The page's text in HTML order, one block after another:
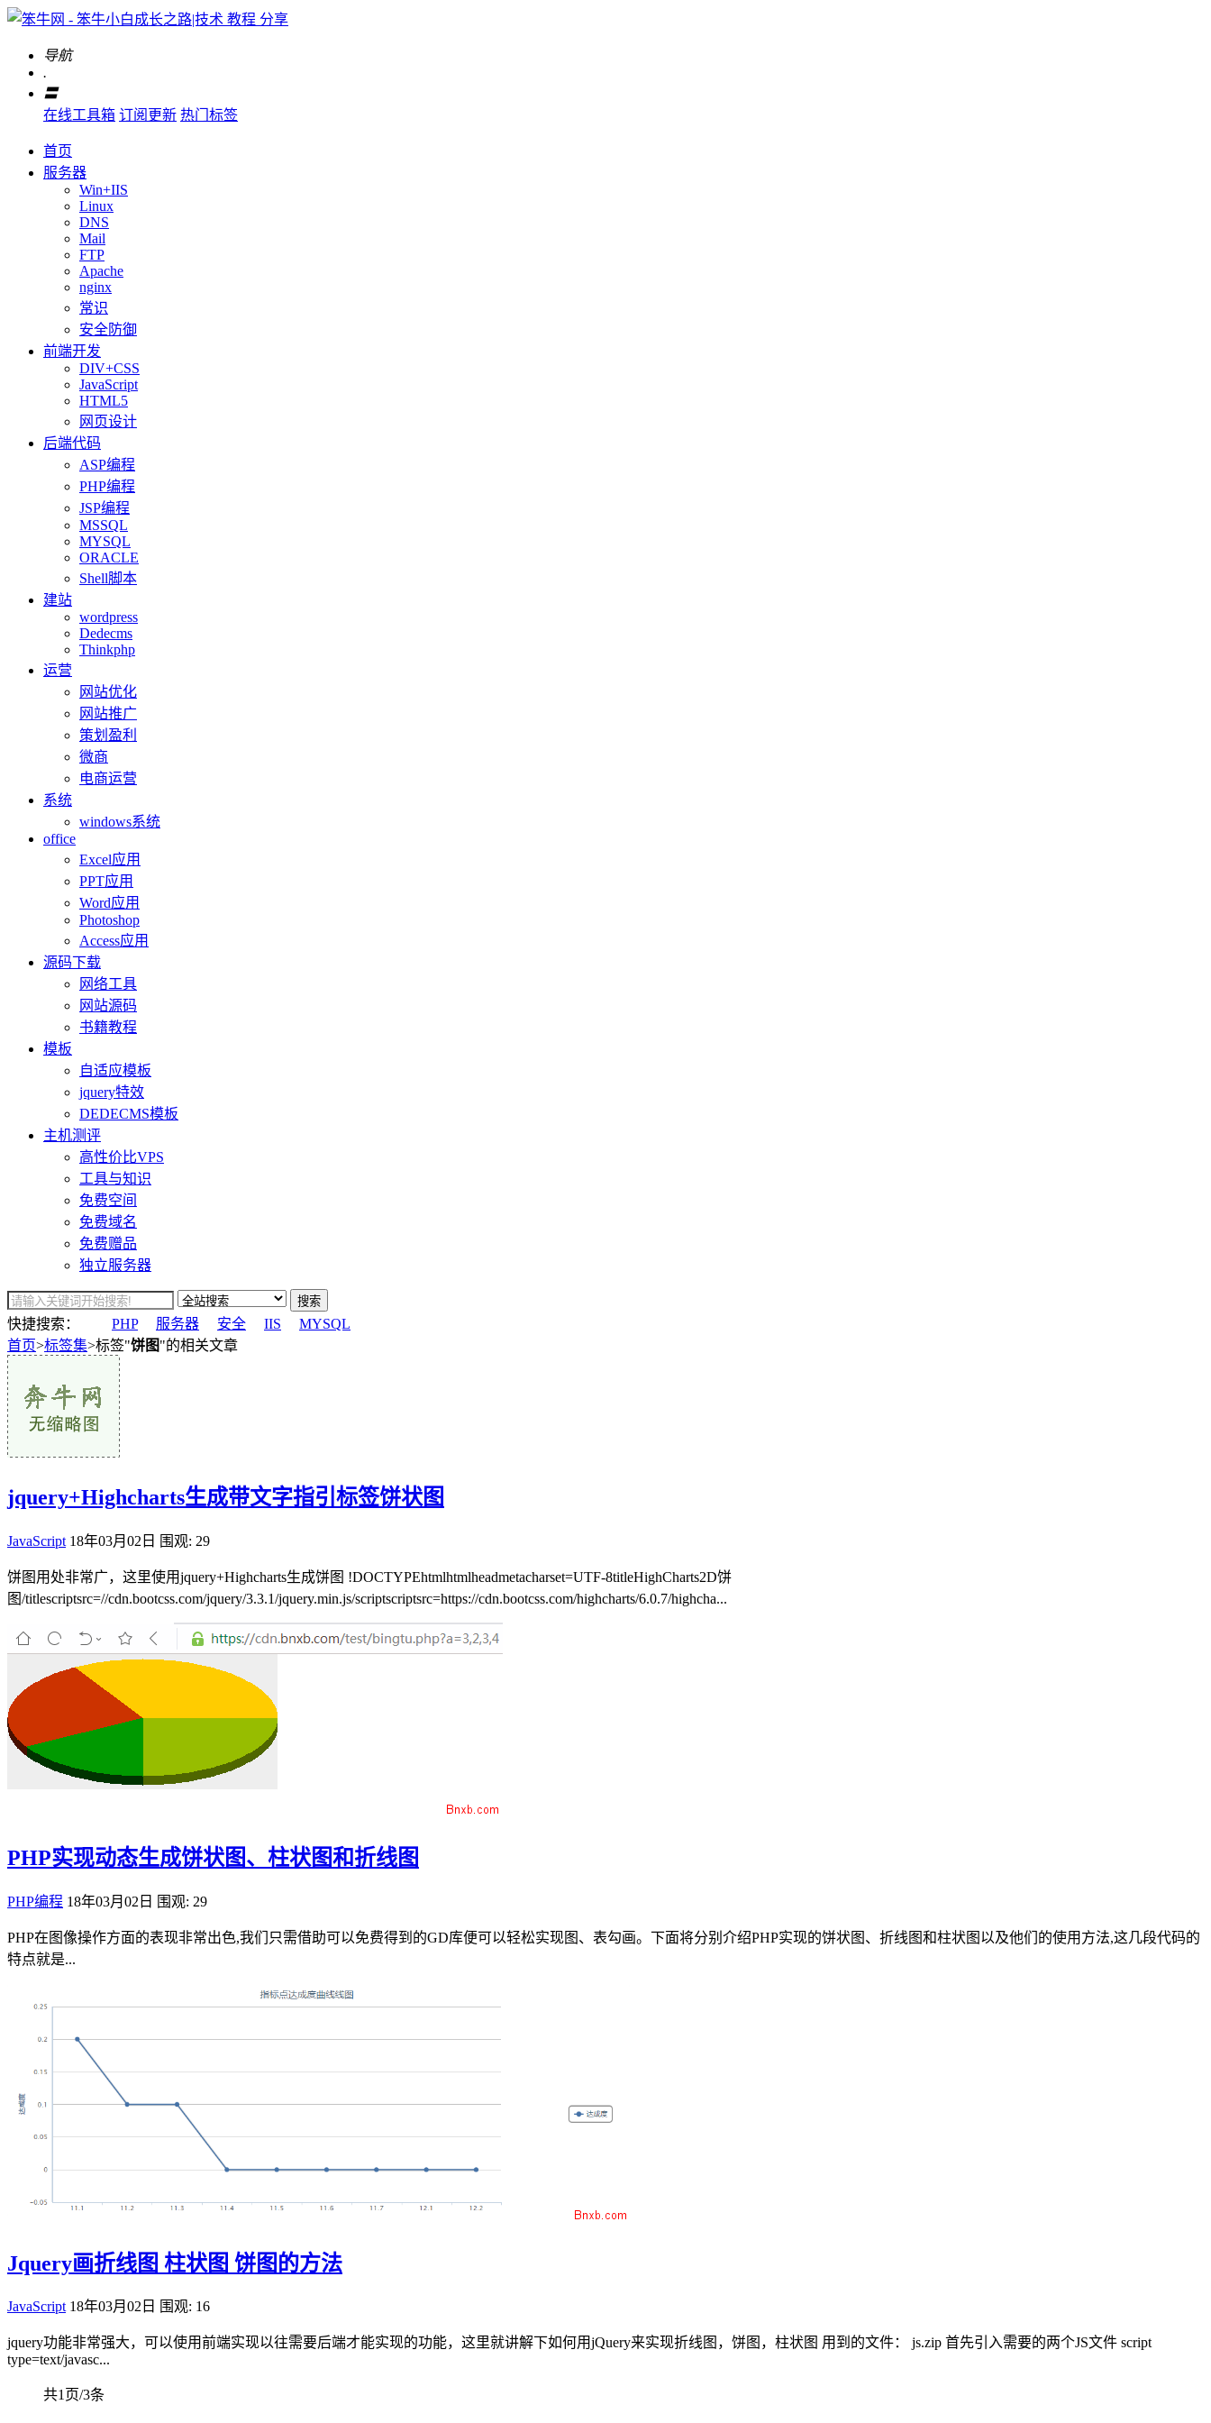
导航
.
〓
在线工具箱 订阅更新 热门标签
首页
服务器
Win+IIS
Linux
DNS
Mail
FTP
Apache
nginx
常识
安全防御
前端开发
DIV+CSS
JavaScript
HTML5
网页设计
后端代码
ASP编程
PHP编程
JSP编程
MSSQL
MYSQL
ORACLE
Shell脚本
建站
wordpress
Dedecms
Thinkphp
运营
网站优化
网站推广
策划盈利
微商
电商运营
系统
windows系统
office
Excel应用
PPT应用
Word应用
Photoshop
Access应用
源码下载
网络工具
网站源码
书籍教程
模板
自适应模板
jquery特效
DEDECMS模板
主机测评
高性价比VPS
工具与知识
免费空间
免费域名
免费赠品
独立服务器
搜索
快捷搜索： PHP 服务器 安全 IIS
MYSQL
首页>标签集>标签"饼图"的相关文章
jquery+Highcharts生成带文字指引标签饼状图
JavaScript 18年03月02日 围观: 29
饼图用处非常广，这里使用jquery+Highcharts生成饼图 !DOCTYPEhtmlhtmlheadmetacharset=UTF-8titleHighCharts2D饼
图/titlescriptsrc=//cdn.bootcss.com/jquery/3.3.1/jquery.min.js/scriptscriptsrc=https://cdn.bootcss.com/highcharts/6.0.7/highcha...
PHP实现动态生成饼状图、柱状图和折线图
PHP编程 18年03月02日 围观: 29
PHP在图像操作方面的表现非常出色,我们只需借助可以免费得到的GD库便可以轻松实现图、表勾画。下面将分别介绍PHP实现的饼状图、折线图和柱状图以及他们的使用方法,这几段代码的
特点就是...
Jquery画折线图 柱状图 饼图的方法
JavaScript 18年03月02日 围观: 16
jquery功能非常强大，可以使用前端实现以往需要后端才能实现的功能，这里就讲解下如何用jQuery来实现折线图，饼图，柱状图 用到的文件： js.zip 首先引入需要的两个JS文件 script
type=text/javasc...
共1页/3条